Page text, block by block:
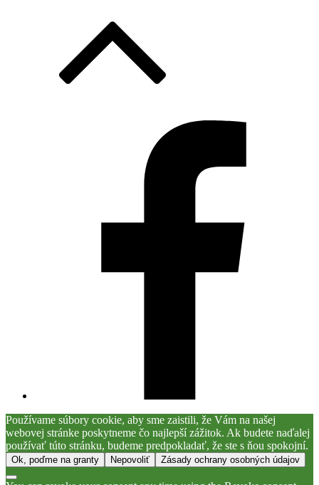
Používame súbory cookie, aby sme zaistili, že Vám na našej
webovej stránke poskytneme čo najlepší zážitok. Ak budete naďalej
používať túto stránku, budeme predpokladať, že ste s ňou spokojní.
Ok, poďme na granty Nepovoliť Zásady ochrany osobných údajov